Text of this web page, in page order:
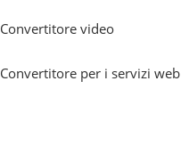
Convertitore video
Convertitore per i servizi web